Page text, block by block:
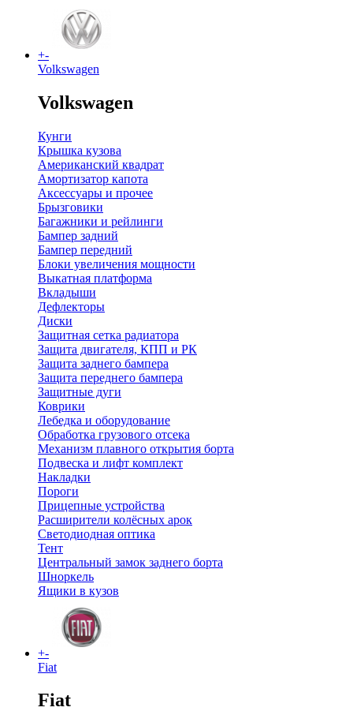
+-
Volkswagen
Volkswagen
Кунги
Крышка кузова
Американский квадрат
Амортизатор капота
Аксессуары и прочее
Брызговики
Багажники и рейлинги
Бампер задний
Бампер передний
Блоки увеличения мощности
Выкатная платформа
Вкладыши
Дефлекторы
Диски
Защитная сетка радиатора
Защита двигателя, КПП и РК
Защита заднего бампера
Защита переднего бампера
Защитные дуги
Коврики
Лебедка и оборудование
Обработка грузового отсека
Механизм плавного открытия борта
Подвеска и лифт комплект
Накладки
Пороги
Прицепные устройства
Расширители колёсных арок
Светодиодная оптика
Тент
Центральный замок заднего борта
Шноркель
Ящики в кузов
+-
Fiat
Fiat